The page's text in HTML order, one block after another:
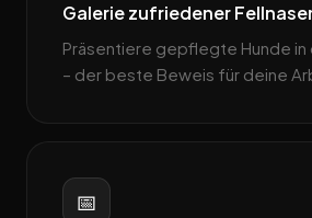
Galerie zufriedener
Präsentiere gepflegte Hunde in
– der beste Beweis für deine
📅